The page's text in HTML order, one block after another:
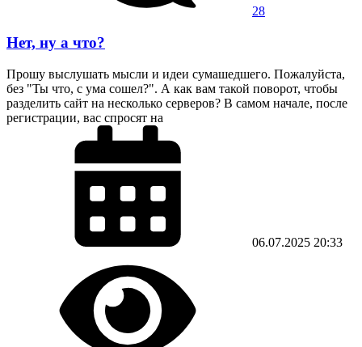
28
Нет, ну а что?
Прошу выслушать мысли и идеи сумашедшего. Пожалуйста,
без "Ты что, с ума сошел?". А как вам такой поворот, чтобы
разделить сайт на несколько серверов? В самом начале, после
регистрации, вас спросят на
06.07.2025 20:33